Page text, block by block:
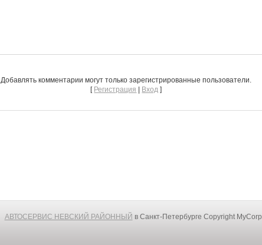
Добавлять комментарии могут только зарегистрированные пользователи.
[ Регистрация Вход ]
АВТОСЕРВИС НЕВСКИЙ РАЙОННЫЙ в Санкт-Петербурге Copyright MyCorp